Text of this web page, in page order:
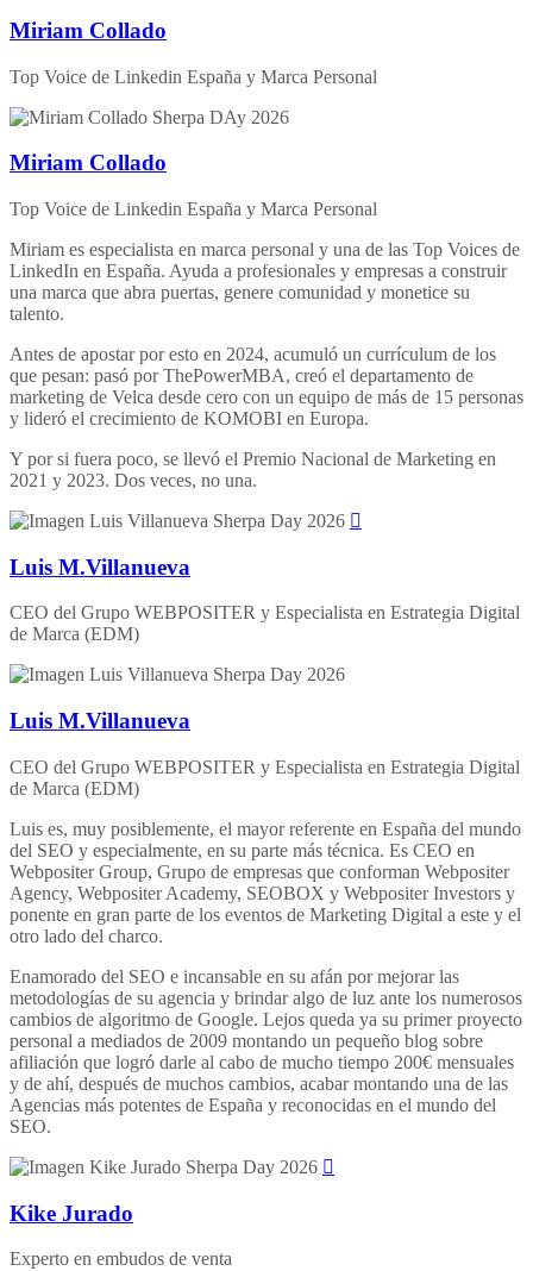
Miriam Collado
Top Voice de Linkedin España y Marca Personal
Miriam Collado
Top Voice de Linkedin España y Marca Personal
Miriam es especialista en marca personal y una de las Top Voices de
LinkedIn en España. Ayuda a profesionales y empresas a construir
una marca que abra puertas, genere comunidad y monetice su
talento.
Antes de apostar por esto en 2024, acumuló un currículum de los
que pesan: pasó por ThePowerMBA, creó el departamento de
marketing de Velca desde cero con un equipo de más de 15 personas
y lideró el crecimiento de KOMOBI en Europa.
Y por si fuera poco, se llevó el Premio Nacional de Marketing en
2021 y 2023. Dos veces, no una.
Luis M.Villanueva
CEO del Grupo WEBPOSITER y Especialista en Estrategia Digital
de Marca (EDM)
Luis M.Villanueva
CEO del Grupo WEBPOSITER y Especialista en Estrategia Digital
de Marca (EDM)
Luis es, muy posiblemente, el mayor referente en España del mundo
del SEO y especialmente, en su parte más técnica. Es CEO en
Webpositer Group, Grupo de empresas que conforman Webpositer
Agency, Webpositer Academy, SEOBOX y Webpositer Investors y
ponente en gran parte de los eventos de Marketing Digital a este y el
otro lado del charco.
Enamorado del SEO e incansable en su afán por mejorar las
metodologías de su agencia y brindar algo de luz ante los numerosos
cambios de algoritmo de Google. Lejos queda ya su primer proyecto
personal a mediados de 2009 montando un pequeño blog sobre
afiliación que logró darle al cabo de mucho tiempo 200€ mensuales
y de ahí, después de muchos cambios, acabar montando una de las
Agencias más potentes de España y reconocidas en el mundo del
SEO.
Kike Jurado
Experto en embudos de venta